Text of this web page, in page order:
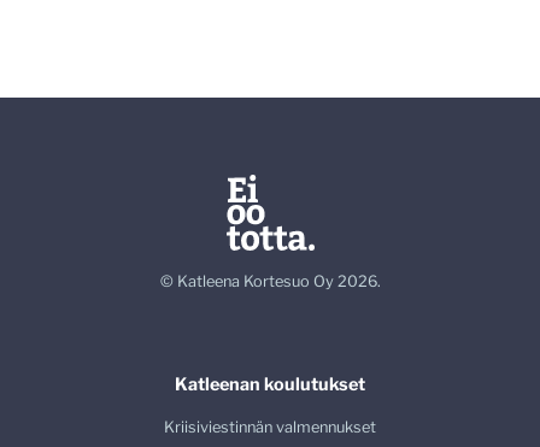
© Katleena Kortesuo Oy 2026.
Katleenan koulutukset
Kriisiviestinnän valmennukset